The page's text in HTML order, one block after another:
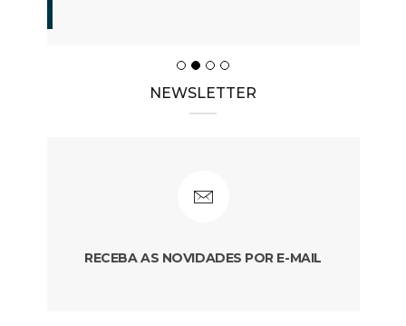
NEWSLETTER
RECEBA AS NOVIDADES POR E-MAIL